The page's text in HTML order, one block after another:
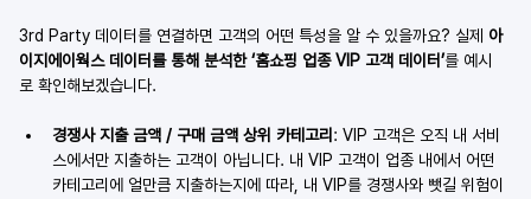
3rd Party 데이터를 연결하면 고객의 어떤 특성을 알 수 있을까요? 실제 아
이지에이웍스 데이터를 통해 분석한 ‘홈쇼핑 업종 VIP 고객 데이터’를 예시
로 확인해보겠습니다.
경쟁사 지출 금액 / 구매 금액 상위 카테고리 : VIP 고객은 오직 내 서비
스에서만 지출하는 고객이 아닙니다. 내 VIP 고객이 업종 내에서 어떤
카테고리에 얼만큼 지출하는지에 따라, 내 VIP를 경쟁사와 뺏길 위험이